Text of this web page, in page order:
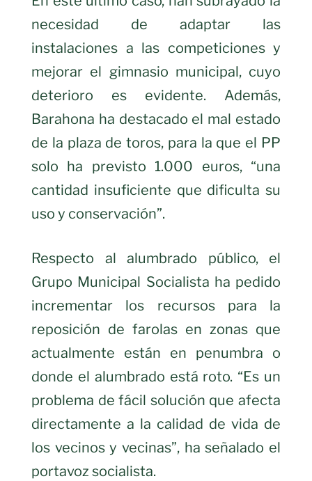
necesidad de adaptar las
instalaciones a las competiciones y
mejorar el gimnasio municipal, cuyo
deterioro es evidente. Además,
Barahona ha destacado el mal estado
de la plaza de toros, para la que el PP
solo ha previsto 1.000 euros, “una
cantidad insuficiente que dificulta su
uso y conservación”.
Respecto al alumbrado público, el
Grupo Municipal Socialista ha pedido
incrementar los recursos para la
reposición de farolas en zonas que
actualmente están en penumbra o
donde el alumbrado está roto. “Es un
problema de fácil solución que afecta
directamente a la calidad de vida de
los vecinos y vecinas”, ha señalado el
portavoz socialista.